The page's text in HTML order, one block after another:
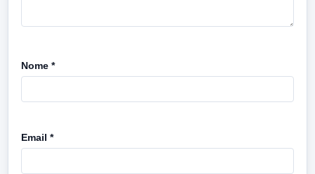
Nome *
Email *